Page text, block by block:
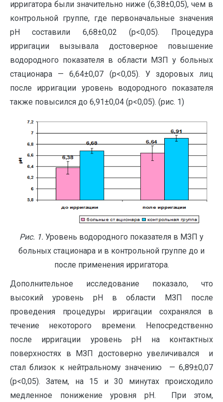
ирригатора были значительно ниже (6,38±0,05), чем в
контрольной группе, где первоначальные значения
рН составили 6,68±0,02 (p<0,05). Процедура
ирригации вызывала достоверное повышение
водородного показателя в области МЗП у больных
стационара — 6,64±0,07 (p<0,05). У здоровых лиц
после ирригации уровень водородного показателя
также повысился до 6,91±0,04 (p<0,05). (рис. 1)
Рис. 1. Уровень водородного показателя в МЗП у
больных стационара и в контрольной группе до и
после применения ирригатора.
Дополнительное исследование показало, что
высокий уровень рН в области МЗП после
проведения процедуры ирригации сохранялся в
течение некоторого времени. Непосредственно
после ирригации уровень рН на контактных
поверхностях в МЗП достоверно увеличивался и
стал близок к нейтральному значению — 6,89±0,07
(p<0,05). Затем, на 15 и 30 минутах происходило
медленное понижение уровня рН. При этом,